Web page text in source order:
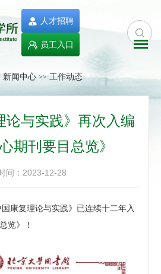
人才招聘
员工入口
新闻中心 >> 工作动态
论与实践》再次入编
期刊要目总览》
间：2023-12-28
复理论与实践》已连续十二年入
览》！